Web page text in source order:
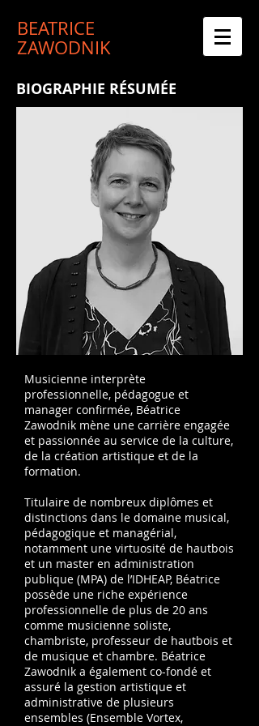
BEATRICE
ZAWODNIK
BIOGRAPHIE RÉSUMÉE
Musicienne interprète
professionnelle, pédagogue et
manager confirmée, Béatrice
Zawodnik mène une carrière engagée
et passionnée au service de la culture,
de la création artistique et de la
formation.
Titulaire de nombreux diplômes et
distinctions dans le domaine musical,
pédagogique et managérial,
notamment une virtuosité de hautbois
et un master en administration
publique (MPA) de l’IDHEAP, Béatrice
possède une riche expérience
professionnelle de plus de 20 ans
comme musicienne soliste,
chambriste, professeur de hautbois et
de musique et chambre. Béatrice
Zawodnik a également co-fondé et
assuré la gestion artistique et
administrative de plusieurs
ensembles (Ensemble Vortex,